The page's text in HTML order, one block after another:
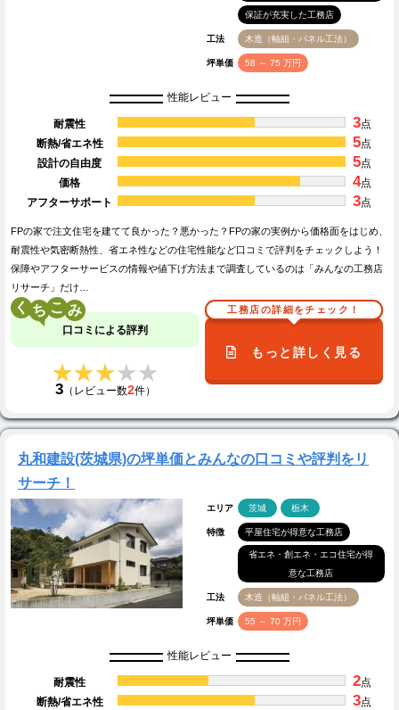
保証が充実した工務店
工法 木造（軸組・パネル工法）
坪単価 58 ～ 75 万円
性能レビュー
耐震性 3点
断熱/省エネ性
5点
設計の自由度
5点
価格
4点
アフターサポート
3点
FPの家で注文住宅を建てて良かった？悪かった？FPの家の実例から価格面をはじめ、
耐震性や気密断熱性、省エネ性などの住宅性能など口コミで評判をチェックしよう！
保障やアフターサービスの情報や値下げ方法まで調査しているのは「みんなの工務店
リサーチ」だけ…
く こ
口コミによる評判
★★★★★
★★★★★
3（レビュー数2件）
工務店の詳細をチェック！
もっと詳しく見る
丸和建設(茨城県)の坪単価とみんなの口コミや評判をリ
サーチ！
エリア 茨城 栃木
特徴 平屋住宅が得意な工務店
省エネ・創エネ・エコ住宅が得
意な工務店
工法 木造（軸組・パネル工法）
坪単価 55 ～ 70 万円
性能レビュー
耐震性 2点
断熱/省エネ性
3点